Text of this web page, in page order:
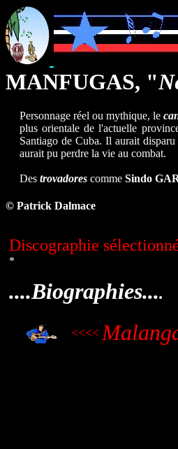
MANFUGAS, "
Personnage réel ou mythique, le
plus orientale de l'actuelle
Santiago de Cuba. Il aurait disparu
aurait pu perdre la vie au combat.
Des trovadorescomme Sindo
© Patrick Dalmace
Discographie
*
....Biographies....
<<<<